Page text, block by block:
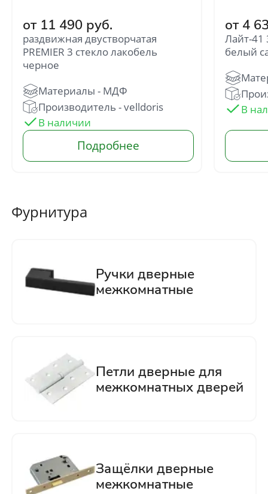
от 11 490 руб.
раздвижная двустворчатая
PREMIER 3 стекло лакобель
черное
Производитель - velldoris
от 4
Лайт-41
белый
Фурнитура
Отправить
Нажимая кнопку «Отправить», Вы
соглашаетесь с политикой обработки
персональных данных